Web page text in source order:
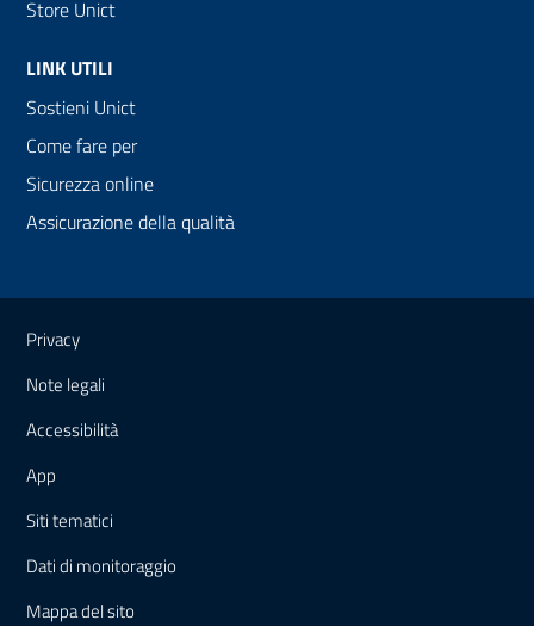
Store Unict
LINK UTILI
Sostieni Unict
Come fare per
Sicurezza online
Assicurazione della qualità
Link e informazioni utili
Privacy
Note legali
Accessibilità
App
Siti tematici
Dati di monitoraggio
Mappadel sito